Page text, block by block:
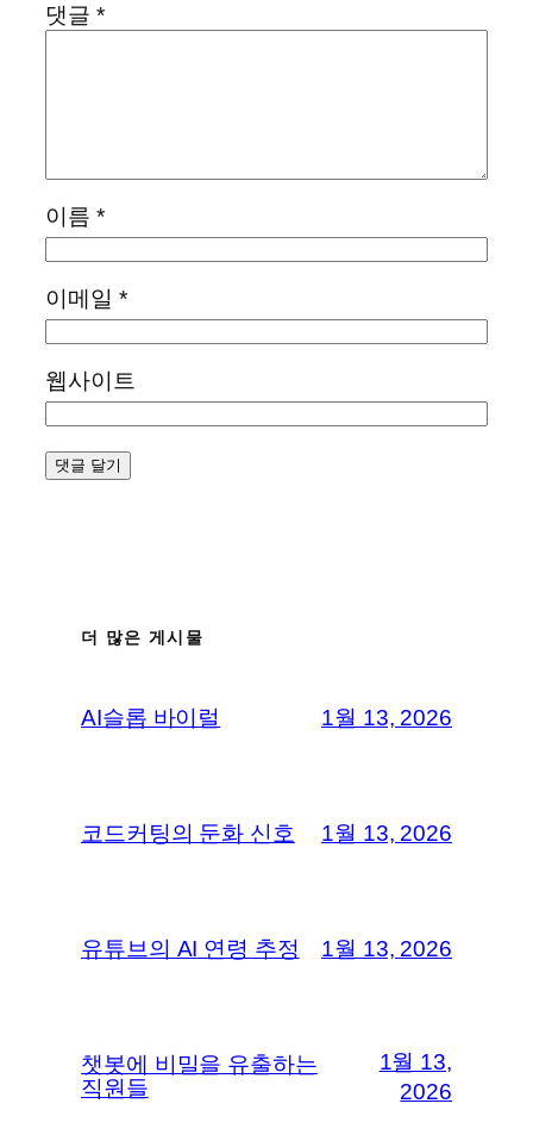
댓글 *
이름 *
이메일 *
웹사이트
더 많은 게시물
AI슬롭 바이럴 1월 13, 2026
코드커팅의 둔화 신호 1월 13, 2026
유튜브의 AI 연령 추정 1월 13, 2026
챗봇에 비밀을 유출하는
직원들
1월 13,
2026